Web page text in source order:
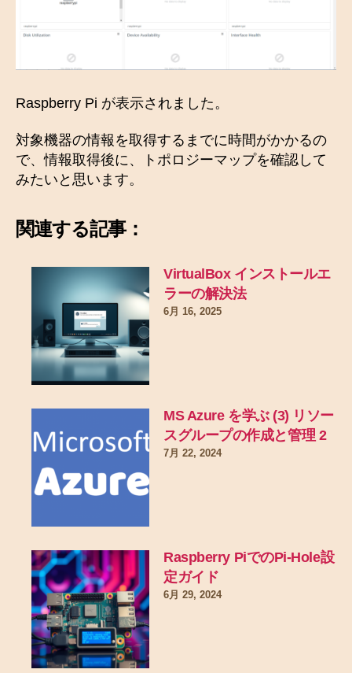
Raspberry Pi が表示されました。
対象機器の情報を取得するまでに時間がかかるの
で、情報取得後に、トポロジーマップを確認して
みたいと思います。
関連する記事：
VirtualBox インストールエ
ラーの解決法
6月 16, 2025
MS Azure を学ぶ (3) リソー
スグループの作成と管理 2
7月 22, 2024
Raspberry PiでのPi-Hole設
定ガイド
6月 29, 2024